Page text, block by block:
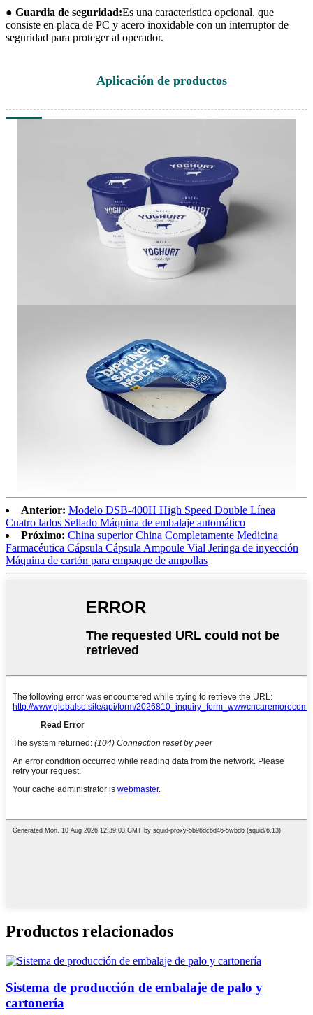
● Guardia de seguridad:Es una característica opcional, que
consiste en placa de PC y acero inoxidable con un interruptor de
seguridad para proteger al operador.
Aplicación de productos
Anterior: Modelo DSB-400H High Speed ​​Double Línea
Cuatro lados Sellado Máquina de embalaje automático
Próximo: China superior China Completamente Medicina
Farmacéutica Cápsula Cápsula Ampoule Vial Jeringa de inyección
Máquina de cartón para empaque de ampollas
Productos relacionados
Sistema de producción de embalaje de palo y
cartonería